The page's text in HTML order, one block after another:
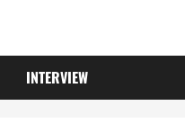
INTERVIEW